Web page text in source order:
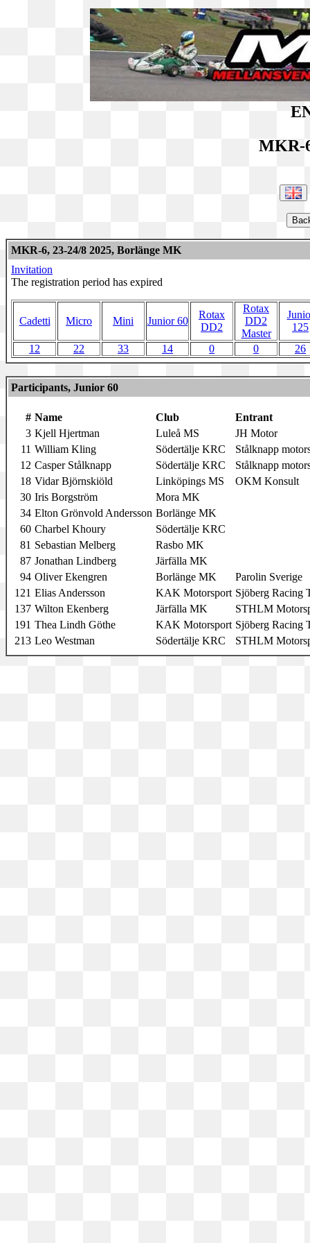
MKR-
MKR-6, 23-24/8 2025, Borlänge MK
Invitation
The registration period has expired
Cadetti Micro Mini Junior 60
Rotax
DD2
Rotax
DD2
Master
125
12
22 33 14 0 0 26
Participants, Junior 60
# Name Club
Entrant
3 Kjell Hjertman Luleå MS
JH Motor
11 William Kling Södertälje KRC
Stålknapp
12 Casper Stålknapp Södertälje KRC
Stålknapp
18 Vidar Björnskiöld Linköpings MS
OKM Konsult
30 Iris Borgström
Mora MK
34 Elton Grönvold Andersson Borlänge MK
60 Charbel Khoury
Södertälje KRC
81 Sebastian Melberg
Rasbo MK
87 Jonathan Lindberg
Järfälla MK
94 Oliver Ekengren Borlänge MK
Parolin Sverige
121 Elias Andersson KAK Motorsport Sjöberg Racing
137 Wilton Ekenberg Järfälla MK
STHLM
191 Thea Lindh Göthe KAK Motorsport Sjöberg Racing
213 Leo Westman Södertälje KRC STHLM